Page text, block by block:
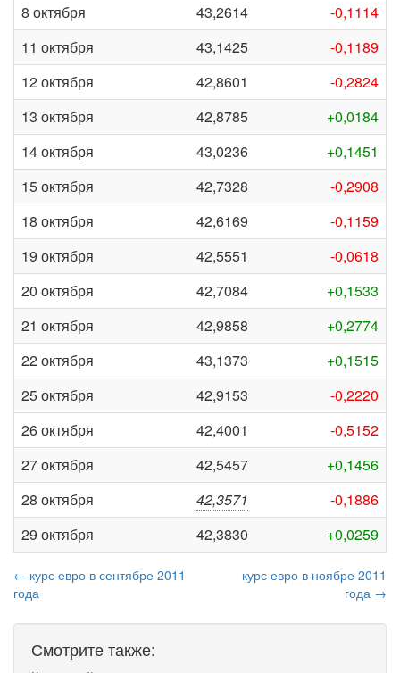
8 октября
43,2614
-0,1114
11 октября
43,1425
-0,1189
12 октября
42,8601
-0,2824
13 октября
42,8785
+0,0184
14 октября
43,0236
+0,1451
15 октября
42,7328
-0,2908
18 октября
42,6169
-0,1159
19 октября
42,5551
-0,0618
20 октября
42,7084
+0,1533
21 октября
42,9858
+0,2774
22 октября
43,1373
+0,1515
25 октября
42,9153
-0,2220
26 октября
42,4001
-0,5152
27 октября
42,5457
+0,1456
28 октября
42,3571
-0,1886
29 октября
42,3830 +0,0259
← курс евро в сентябре 2011
года
курс евро в ноябре 2011
года →
Смотрите также: